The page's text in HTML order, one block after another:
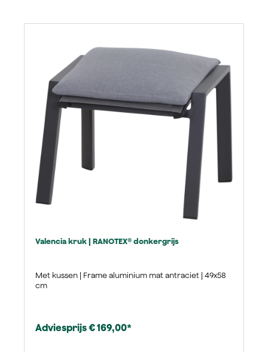
Valencia kruk | RANOTEX® donkergrijs
Met kussen | Frame aluminium mat antraciet | 49x58
cm
Adviesprijs € 169,00*